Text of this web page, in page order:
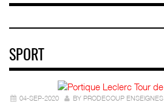
SPORT
04-SEP-2020 BY PRODECOUP ENSEIGNES